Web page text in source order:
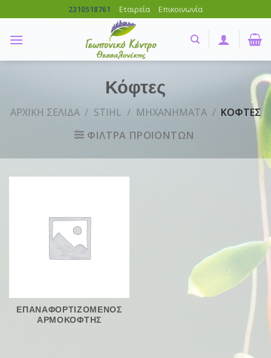
to
content
2310518761 Εταιρεία Επικοινωνία
Κόφτες
ΑΡΧΙΚΗ ΣΕΛΙΔΑ / STIHL / ΜΗΧΑΝΗΜΑΤΑ / ΚΟΦΤΕΣ
ΦΙΛΤΡΑ ΠΡΟΙΟΝΤΩΝ
ΕΠΑΝΑΦΟΡΤΙΖΟΜΕΝΟΣ
ΑΡΜΟΚΟΦΤΗΣ